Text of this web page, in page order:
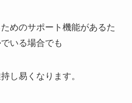
めのサポート機能があるた
いる場合でも
し易くなります。